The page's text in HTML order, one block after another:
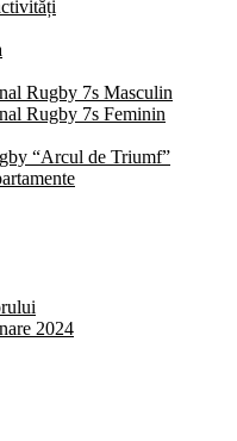
Rugby 7s Masculin
Rugby 7s Feminin
“Arcul de Triumf”
2024